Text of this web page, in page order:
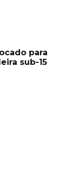
para
sub-15